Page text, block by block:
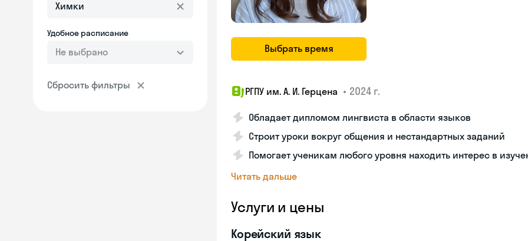
Удобное расписание
Не выбрано
Сбросить фильтры
Выбрать время
РГПУ им. А. И. Герцена • 2024 г.
Обладает дипломом лингвиста в области языков
Строит уроки вокруг общения и нестандартных заданий
Помогает ученикам любого уровня находить интерес в
Читать дальше
Услуги и цены
Корейский язык